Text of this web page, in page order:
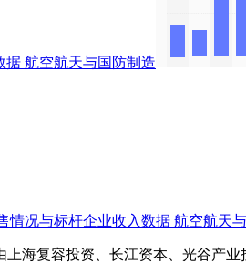
据 航空航天与国防制造
情况与标杆企业收入数据 航空航天
复容投资、长江资本、光谷产业